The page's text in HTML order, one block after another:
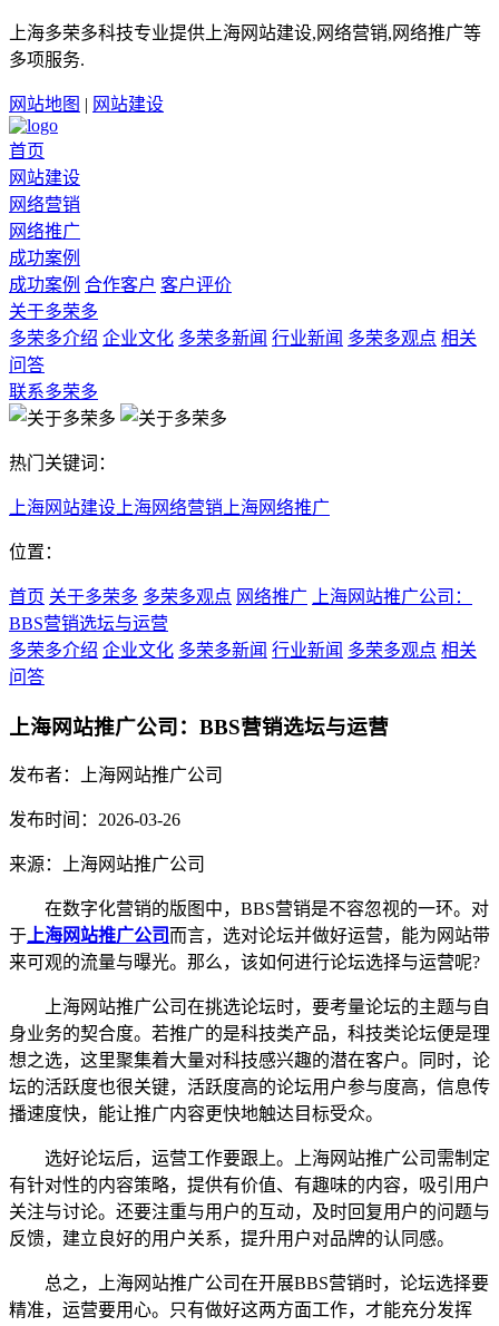
上海多荣多科技专业提供上海网站建设,网络营销,网络推广等
多项服务.
网站地图 | 网站建设
首页
网站建设
网络营销
网络推广
成功案例
成功案例 合作客户 客户评价
关于多荣多
多荣多介绍 企业文化 多荣多新闻 行业新闻 多荣多观点 相关
问答
联系多荣多
热门关键词：
上海网站建设 上海网络营销 上海网络推广
位置：
首页 关于多荣多 多荣多观点 网络推广
上海网站推广公司：
BBS营销选坛与运营
多荣多介绍 企业文化 多荣多新闻 行业新闻 多荣多观点 相关
问答
上海网站推广公司：BBS营销选坛与运营
发布者：上海网站推广公司
发布时间：2026-03-26
来源：上海网站推广公司
在数字化营销的版图中，BBS营销是不容忽视的一环。对
于上海网站推广公司 而言，选对论坛并做好运营，能为网站带
来可观的流量与曝光。那么，该如何进行论坛选择与运营呢?
上海网站推广公司在挑选论坛时，要考量论坛的主题与自
身业务的契合度。若推广的是科技类产品，科技类论坛便是理
想之选，这里聚集着大量对科技感兴趣的潜在客户。同时，论
坛的活跃度也很关键，活跃度高的论坛用户参与度高，信息传
播速度快，能让推广内容更快地触达目标受众。
选好论坛后，运营工作要跟上。上海网站推广公司需制定
有针对性的内容策略，提供有价值、有趣味的内容，吸引用户
关注与讨论。还要注重与用户的互动，及时回复用户的问题与
反馈，建立良好的用户关系，提升用户对品牌的认同感。
总之，上海网站推广公司在开展BBS营销时，论坛选择要
精准，运营要用心。只有做好这两方面工作，才能充分发挥